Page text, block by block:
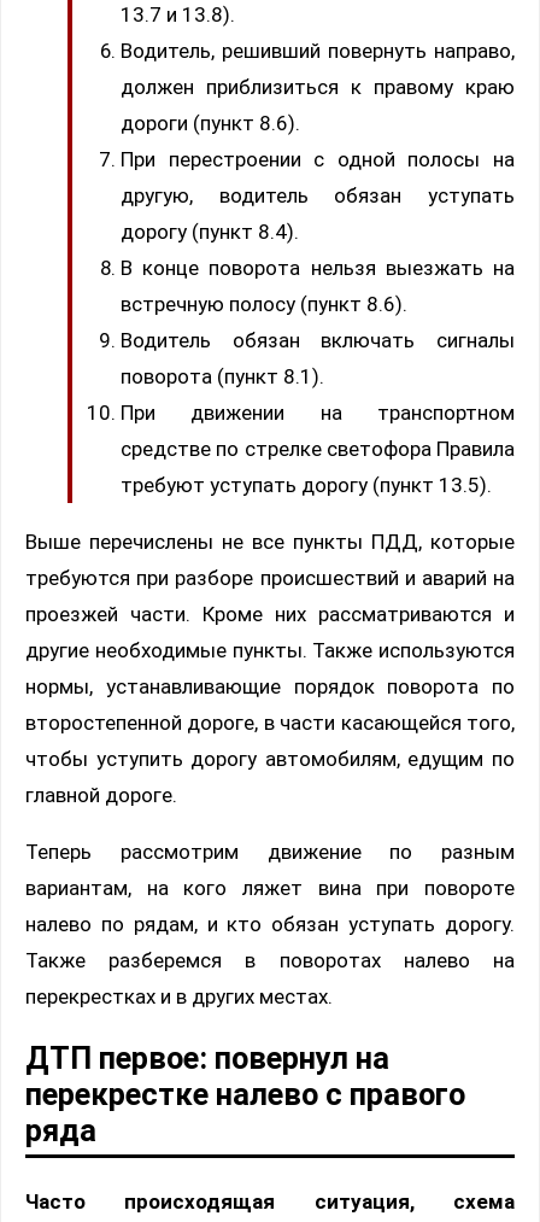
13.7 и 13.8).
Водитель, решивший повернуть направо,
должен приблизиться к правому краю
дороги (пункт 8.6).
При перестроении с одной полосы на
другую, водитель обязан уступать
дорогу (пункт 8.4).
В конце поворота нельзя выезжать на
встречную полосу (пункт 8.6).
Водитель обязан включать сигналы
поворота (пункт 8.1).
При движении на транспортном
средстве по стрелке светофора Правила
требуют уступать дорогу (пункт 13.5).
Выше перечислены не все пункты ПДД, которые
требуются при разборе происшествий и аварий на
проезжей части. Кроме них рассматриваются и
другие необходимые пункты. Также используются
нормы, устанавливающие порядок поворота по
второстепенной дороге, в части касающейся того,
чтобы уступить дорогу автомобилям, едущим по
главной дороге.
Теперь рассмотрим движение по разным
вариантам, на кого ляжет вина при повороте
налево по рядам, и кто обязан уступать дорогу.
Также разберемся в поворотах налево на
перекрестках и в других местах.
ДТП первое: повернул на
перекрестке налево с правого
ряда
Часто происходящая ситуация, схема